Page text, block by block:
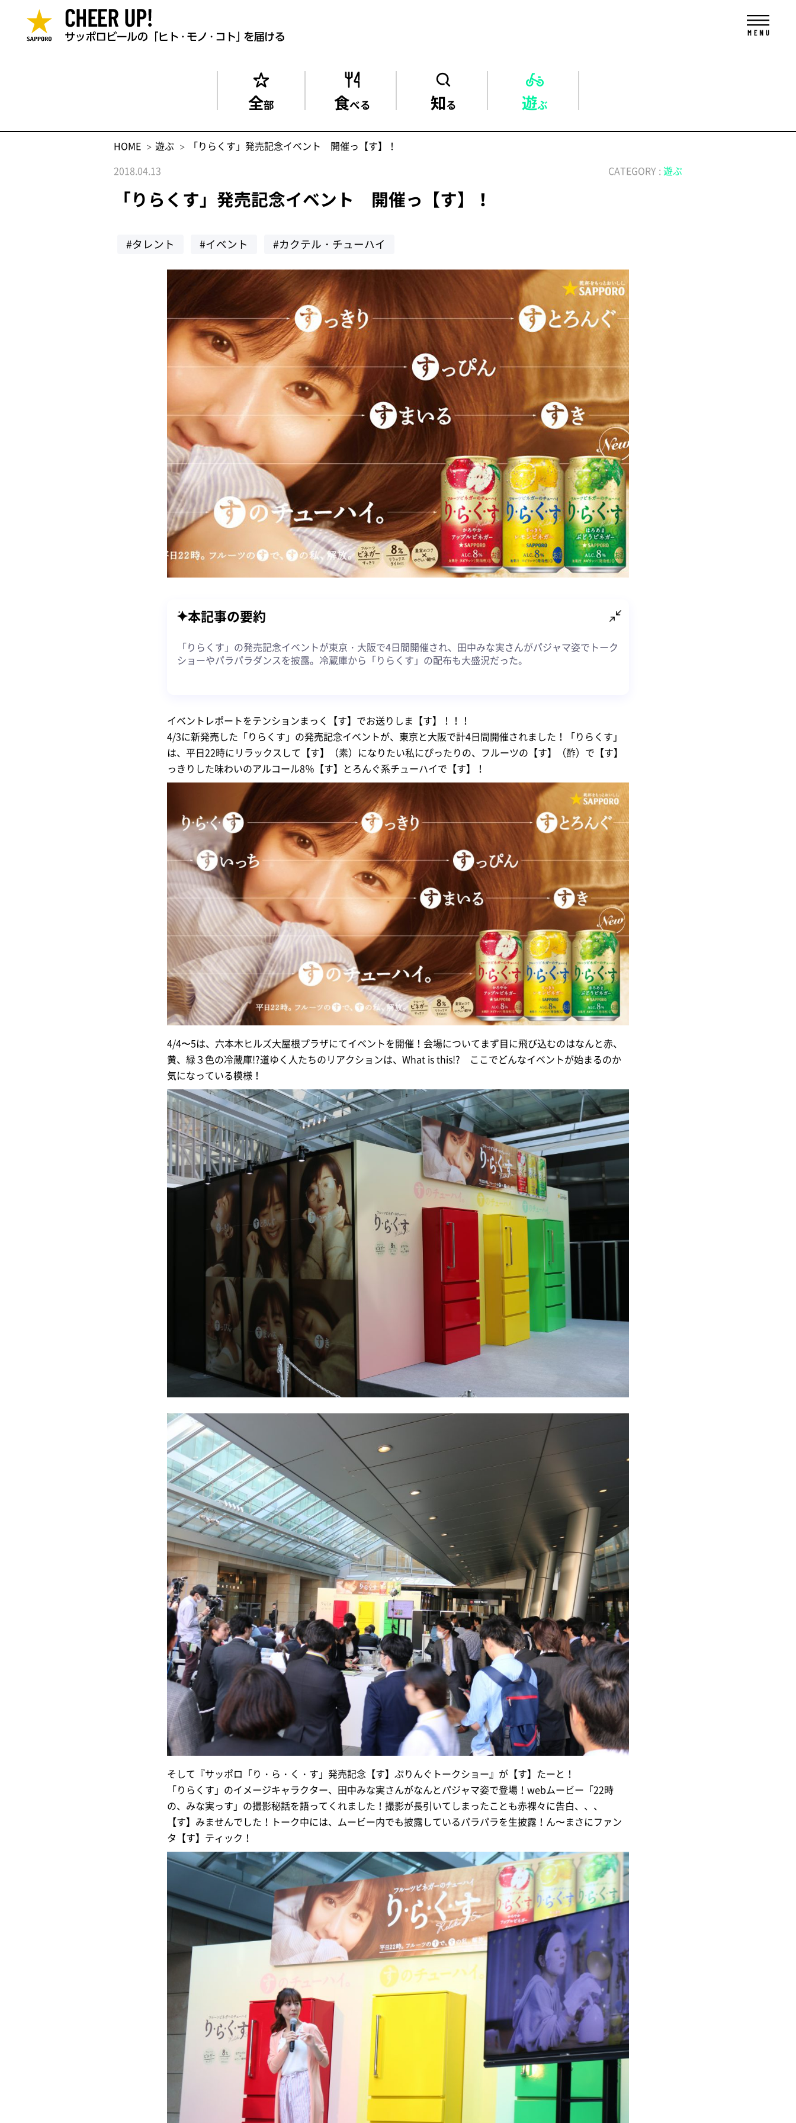
全部 食べる 知る 遊ぶ
HOME 遊ぶ
「りらくす」発売記念イベント 開催っ【す】！
2018.04.13
CATEGORY : 遊ぶ
「りらくす」発売記念イベント 開催っ【す】！
#タレント #イベント #カクテル・チューハイ
本記事の要約
「りらくす」の発売記念イベントが東京・大阪で4日間開催され、田中みな実さんがパジャマ姿でトーク
ショーやパラパラダンスを披露。冷蔵庫から「りらくす」の配布も大盛況だった。
イベントレポートをテンションまっく【す】でお送りしま【す】！！！
4/3に新発売した「りらくす」の発売記念イベントが、東京と大阪で計4日間開催されました！「りらくす」
は、平日22時にリラックスして【す】（素）になりたい私にぴったりの、フルーツの【す】（酢）で【す】
っきりした味わいのアルコール8％【す】とろんぐ系チューハイで【す】！
4/4〜5は、六本木ヒルズ大屋根プラザにてイベントを開催！会場についてまず目に飛び込むのはなんと赤、
黄、緑３色の冷蔵庫!?道ゆく人たちのリアクションは、What is this!? ここでどんなイベントが始まるのか
気になっている模様！
そして『サッポロ「り・ら・く・す」発売記念【す】ぷりんぐトークショー』が【す】たーと！
「りらくす」のイメージキャラクター、田中みな実さんがなんとパジャマ姿で登場！webムービー「22時
の、みな実っす」の撮影秘話を語ってくれました！撮影が長引いてしまったことも赤裸々に告白、、、
【す】みませんでした！トーク中には、ムービー内でも披露しているパラパラを生披露！ん〜まさにファン
タ【す】ティック！